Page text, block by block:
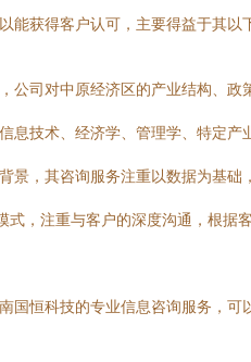
能获得客户认可，主要得益于其以
公司对中原经济区的产业结构、
息技术、经济学、管理学、特定
景，其咨询服务注重以数据为基
式，注重与客户的深度沟通，根
国恒科技的专业信息咨询服务，可